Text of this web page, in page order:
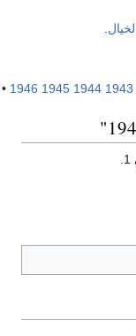
1944
1945
1946
•
1951